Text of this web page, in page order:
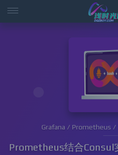
Grafana / Prometheus
Prometheus结合Consul